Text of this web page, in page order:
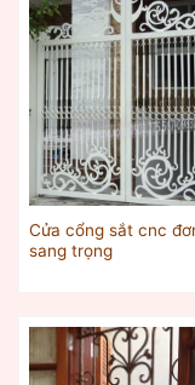
Cửa cổng sắt cnc
sang trọng